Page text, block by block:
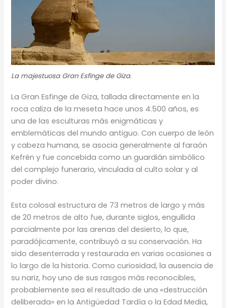
La majestuosa Gran Esfinge de Giza.
La Gran Esfinge de Giza, tallada directamente en la
roca caliza de la meseta hace unos 4.500 años, es
una de las esculturas más enigmáticas y
emblemáticas del mundo antiguo. Con cuerpo de león
y cabeza humana, se asocia generalmente al faraón
Kefrén y fue concebida como un guardián simbólico
del complejo funerario, vinculada al culto solar y al
poder divino.
Esta colosal estructura de 73 metros de largo y más
de 20 metros de alto fue, durante siglos, engullida
parcialmente por las arenas del desierto, lo que,
paradójicamente, contribuyó a su conservación. Ha
sido desenterrada y restaurada en varias ocasiones a
lo largo de la historia. Como curiosidad, la ausencia de
su nariz, hoy uno de sus rasgos más reconocibles,
probablemente sea el resultado de una «destrucción
deliberada» en la Antigüedad Tardía o la Edad Media,